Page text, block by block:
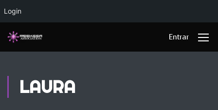
Login
Entrar
LAURA